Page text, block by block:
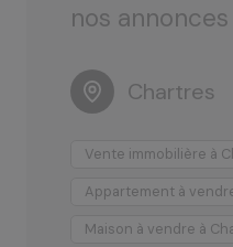
nos annonces
Chartres
Vente immobilière à
Appartement à
Maison à vendre à
une longère, une
Grâce à notre
juste, et nous vous
sans exclusivité ainsi